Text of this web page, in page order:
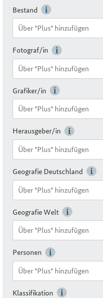
Bestand
Fotograf/in
Grafiker/in
Herausgeber/in
Geografie Deutschland
Geografie Welt
Personen
Klassifikation